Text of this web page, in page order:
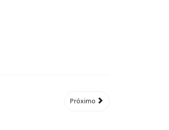
Próximo